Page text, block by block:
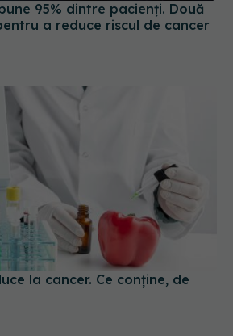
95% dintre pacienți. Două
a reduce riscul de cancer
la cancer. Ce conține, de